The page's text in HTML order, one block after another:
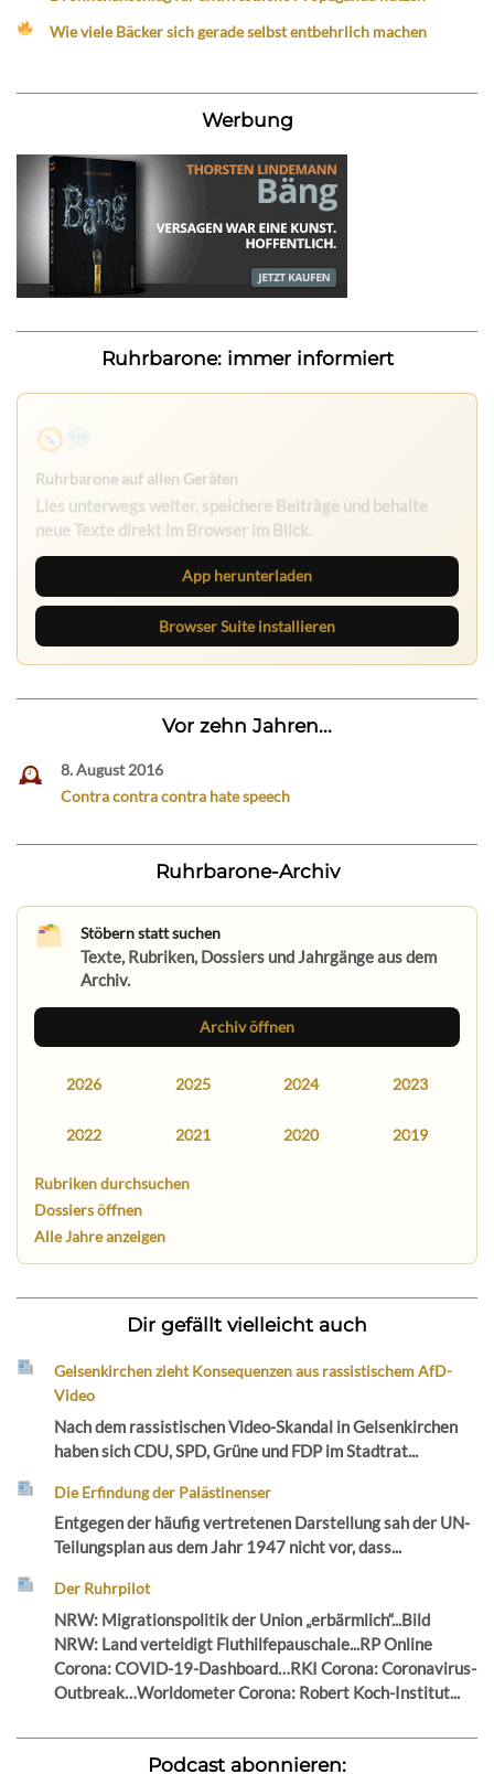
Wie viele Bäcker sich gerade selbst entbehrlich machen
Werbung
Ruhrbarone: immer informiert
Ruhrbarone auf allen Geräten
Lies unterwegs weiter, speichere Beiträge und behalte
neue Texte direkt im Browser im Blick.
App herunterladen
Browser Suite installieren
Vor zehn Jahren...
8. August 2016
Contra contra contra hate speech
Ruhrbarone-Archiv
Stöbern statt suchen
Texte, Rubriken, Dossiers und Jahrgänge aus dem
Archiv.
Archiv öffnen
2026 2025 2024 2023
2022 2021 2020 2019
Rubriken durchsuchen
Dossiers öffnen
Alle Jahre anzeigen
Dir gefällt vielleicht auch
Gelsenkirchen zieht Konsequenzen aus rassistischem AfD-
Video
Nach dem rassistischen Video-Skandal in Gelsenkirchen
haben sich CDU, SPD, Grüne und FDP im Stadtrat...
Die Erfindung der Palästinenser
Entgegen der häufig vertretenen Darstellung sah der UN-
Teilungsplan aus dem Jahr 1947 nicht vor, dass...
Der Ruhrpilot
NRW: Migrationspolitik der Union „erbärmlich“...Bild
NRW: Land verteidigt Fluthilfepauschale...RP Online
Corona: COVID-19-Dashboard…RKI Corona: Coronavirus-
Outbreak…Worldometer Corona: Robert Koch-Institut...
Podcast abonnieren: